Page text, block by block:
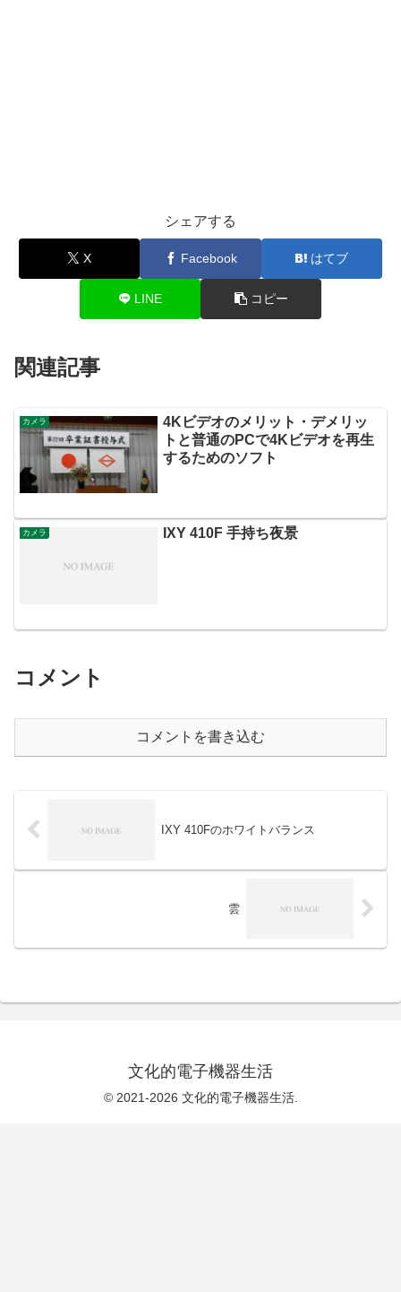
シェアする
X Facebook はてブ
LINE コピー
関連記事
カメラ
4Kビデオのメリット・デメリッ
トと普通のPCで4Kビデオを再生
するためのソフト
カメラ IXY 410F 手持ち夜景
コメント
コメントを書き込む
IXY 410Fのホワイトバランス
雲
文化的電子機器生活
© 2021-2026 文化的電子機器生活.